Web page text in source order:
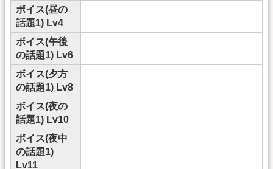
ボイス(昼の
話題1) Lv4
ボイス(午後
の話題1) Lv6
ボイス(夕方
の話題1) Lv8
ボイス(夜の
話題1) Lv10
ボイス(夜中
の話題1)
Lv11